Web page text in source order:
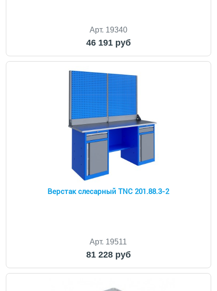
Арт. 19340
46 191 руб
Верстак слесарный TNC 201.88.3-2
Арт. 19511
81 228 руб